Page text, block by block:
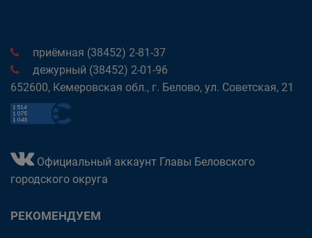
приёмная (38452) 2-81-37
дежурный (38452) 2-01-96
652600, Кемеровская обл., г. Белово, ул. Советская, 21
Официальный аккаунт Главы Беловского
городского округа
РЕКОМЕНДУЕМ